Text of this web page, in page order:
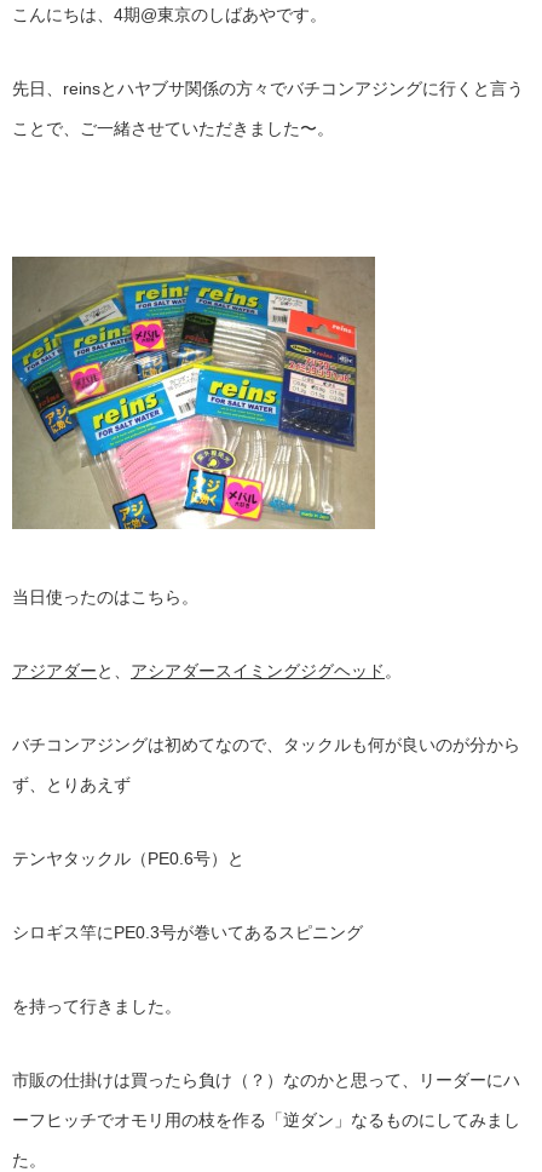
こんにちは、4期@東京のしばあやです。
先日、reinsとハヤブサ関係の方々でバチコンアジングに行くと言う
ことで、ご一緒させていただきました〜。
当日使ったのはこちら。
アジアダーと、 アシアダースイミングジグヘッド 。
バチコンアジングは初めてなので、タックルも何が良いのが分から
ず、とりあえず
テンヤタックル（PE0.6号）と
シロギス竿にPE0.3号が巻いてあるスピニング
を持って行きました。
市販の仕掛けは買ったら負け（？）なのかと思って、リーダーにハ
ーフヒッチでオモリ用の枝を作る「逆ダン」なるものにしてみまし
た。